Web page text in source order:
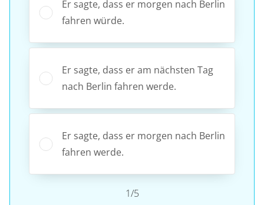
Er sagte, dass er morgen nach Berlin
fahren würde.
Er sagte, dass er am nächsten Tag
nach Berlin fahren werde.
Er sagte, dass er morgen nach Berlin
fahren werde.
1/5